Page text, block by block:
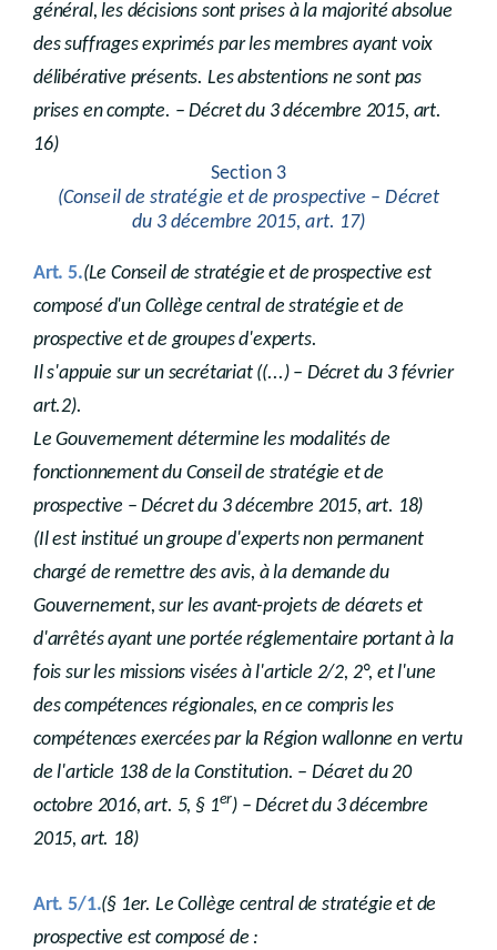
général, les décisions sont prises à la majorité absolue
des suffrages exprimés par les membres ayant voix
délibérative présents. Les abstentions ne sont pas
prises en compte. – Décret du 3 décembre 2015, art.
16)
Section 3
(Conseil de stratégie et de prospective – Décret
du 3 décembre 2015, art. 17)
Art. 5.(Le Conseil de stratégie et de prospective est
composé d'un Collège central de stratégie et de
prospective et de groupes d'experts.
Il s'appuie sur un secrétariat ((...) – Décret du 3 février
art.2).
Le Gouvernement détermine les modalités de
fonctionnement du Conseil de stratégie et de
prospective – Décret du 3 décembre 2015, art. 18)
(Il est institué un groupe d'experts non permanent
chargé de remettre des avis, à la demande du
Gouvernement, sur les avant-projets de décrets et
d'arrêtés ayant une portée réglementaire portant à la
fois sur les missions visées à l'article 2/2, 2°, et l'une
des compétences régionales, en ce compris les
compétences exercées par la Région wallonne en vertu
de l'article 138 de la Constitution. – Décret du 20
octobre 2016, art. 5, § 1er) – Décret du 3 décembre
2015, art. 18)
Art. 5/1.(§ 1er. Le Collège central de stratégie et de
prospective est composé de :